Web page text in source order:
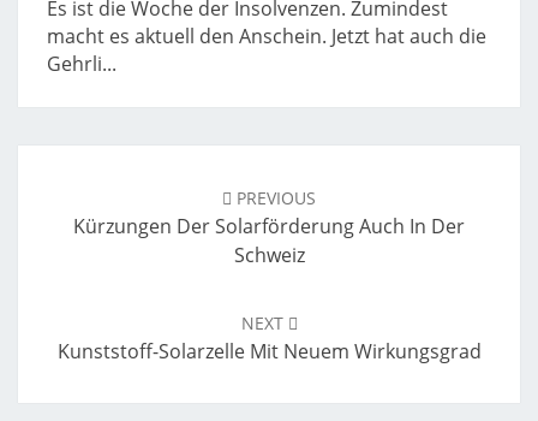
Es ist die Woche der Insolvenzen. Zumindest
macht es aktuell den Anschein. Jetzt hat auch die
Gehrli...
PREVIOUS
Kürzungen Der Solarförderung Auch In Der
Schweiz
NEXT
Kunststoff-Solarzelle Mit Neuem Wirkungsgrad